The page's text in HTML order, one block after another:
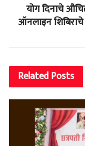
योग दिनाचे
ऑनलाइन
RelatedPosts